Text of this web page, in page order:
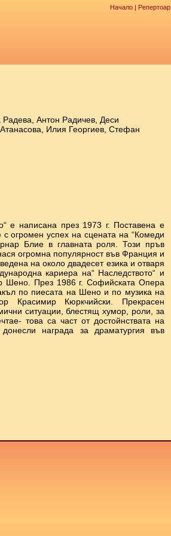
Начало | Репертоар
Антон Радичев, Деси
Илия Георгиев, Стефан
е написана през 1973 г. Поставена е
с огромен успех на сцената на “Комеди
Блие в главната роля. Този пръв
огромна популярност във Франция и
на около двадесет езика и отваря
кариера на“ Наследството“ и
Шено. През 1986 г. Софийската Опера
по пиесата на Шено и по музика на
Красимир Кюркчийски. Прекрасен
ситуации, блестящ хумор, роли, за
това са част от достойнствата на
награда за драматургия във